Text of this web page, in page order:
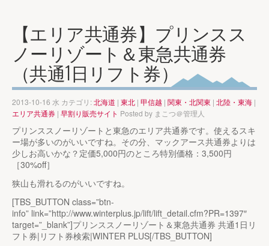
【エリア共通券】プリンスス
ノーリゾート＆東急共通券
（共通1日リフト券）
2013-10-16 水 カテゴリ:北海道 | 東北 | 甲信越 | 関東・北関東 | 北陸・東海 |
エリア共通券 | 早割り販売サイト Posted by まこつ＠管理人
プリンススノーリゾートと東急のエリア共通券です。使えるスキ
ー場が多いのがいいですね。その分、マックアース共通券よりは
少しお高いかな？定価5,000円のところ特別価格：3,500円
［30%off］
狭山も滑れるのがいいですね。
[TBS_BUTTON class=”btn-
info” link=”http://www.winterplus.jp/lift/lift_detail.cfm?PR=1397″
target=”_blank”]プリンススノーリゾート＆東急共通券 共通1日リ
フト券|リフト券検索|WINTER PLUS[/TBS_BUTTON]